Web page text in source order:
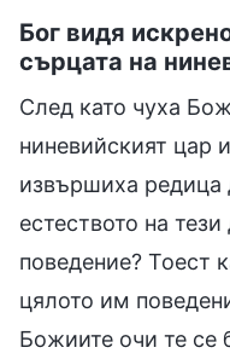
Бог видя
сърцата на
След като чуха
ниневийският цар
извършиха редица
естеството на
поведение? Тоест
цялото им
Божиите очи те се